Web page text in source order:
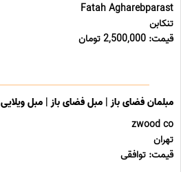
Fatah Agharebparast
تنکابن
قیمت: 2,500,000 تومان
مبلمان فضای باز | مبل فضای باز | مبل ویلایی
zwood co
تهران
قیمت: توافقی